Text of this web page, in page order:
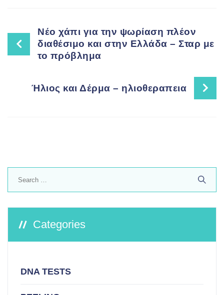
Post
navigation
Νέο χάπι για την ψωρίαση πλέον
διαθέσιμο και στην Ελλάδα – Σταρ με
το πρόβλημα
Ήλιος και Δέρμα – ηλιοθεραπεια
Categories
DNA TESTS